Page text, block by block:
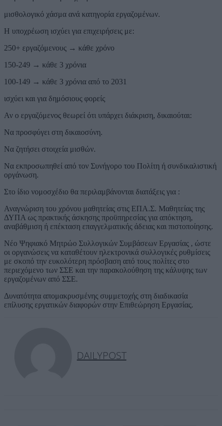
μισθολογικό χάσμα ανά κατηγορία εργαζομένων.
Η υποχρέωση ισχύει για επιχειρήσεις με:
250+ εργαζόμενους → κάθε χρόνο
150-249 → κάθε 3 χρόνια
100-149 → κάθε 3 χρόνια από το 2031
ισχύει και για δημόσιους φορείς
Αν ο εργαζόμενος θεωρεί ότι υπάρχει διάκριση, δικαιούται:
Να προσφύγει στη δικαιοσύνη.
Να ζητήσει στοιχεία μισθών.
Να εκπροσωπηθεί από τον Συνήγορο του Πολίτη ή συνδικαλιστική
οργάνωση.
Στο ίδιο νομοσχέδιο θα περιλαμβάνονται διατάξεις για :
Αναγνώριση του χρόνου μαθητείας στις ΕΠΑ.Σ. Μαθητείας της
ΔΥΠΑ ως πρακτικής άσκησης προϋπηρεσίας για απόκτηση,
αναβάθμιση ή επέκταση επαγγελματικής άδειας και πιστοποίησης.
Νέο Ψηφιακό Μητρώο Συλλογικών Συμβάσεων Εργασίας , ώστε
οι οργανώσεις να καταθέτουν ηλεκτρονικά συλλογικές ρυθμίσεις
με σκοπό την ευκολότερη πρόσβαση από τους πολίτες στο
περιεχόμενο των ΣΣΕ και την παρακολούθηση της κάλυψης των
εργαζομένων από ΣΣΕ.
Δυνατότητα απομακρυσμένης συμμετοχής στη διαδικασία
επίλυσης εργατικών διαφορών στην Επιθεώρηση Εργασίας.
DAILYPOST